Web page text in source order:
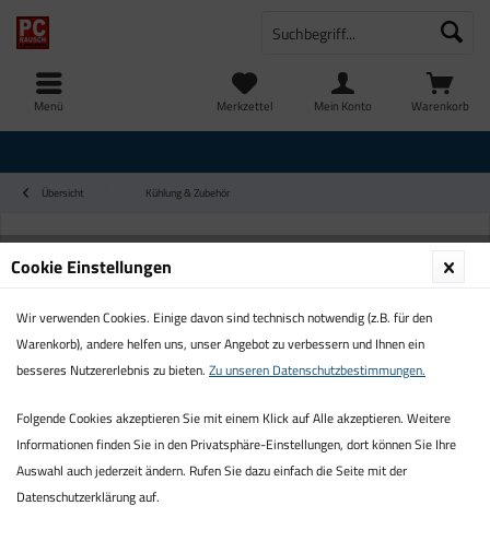
Warenkorb
Merkzettel Mein Konto
Menü
Übersicht Kühlung & Zubehör
Cookie Einstellungen
Wir verwenden Cookies. Einige davon sind technisch notwendig (z.B. für den
Warenkorb), andere helfen uns, unser Angebot zu verbessern und Ihnen ein
besseres Nutzererlebnis zu bieten. Zu unseren Datenschutzbestimmungen.
Folgende Cookies akzeptieren Sie mit einem Klick auf Alle akzeptieren. Weitere
Informationen finden Sie in den Privatsphäre-Einstellungen, dort können Sie Ihre
Auswahl auch jederzeit ändern. Rufen Sie dazu einfach die Seite mit der
Datenschutzerklärung auf.